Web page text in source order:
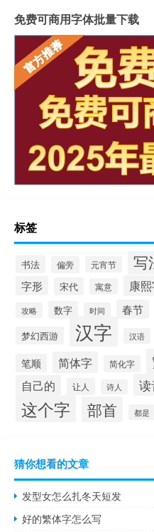
免费可商用字体批量下载
标签
书法 偏旁 元宵节 写
字形 宋代 寓意 康
攻略 数字 时间 春节
梦幻西游 汉字 汉语
笔顺 简体字 简化字
自己的 让人 诗人
这个字 部首 都是
猜你想看的文章
发型女怎么扎冬天短发
好的繁体字怎么写